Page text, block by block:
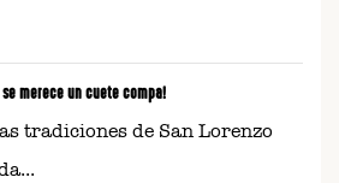
se merece un cuete compa!
tradiciones de San Lorenzo